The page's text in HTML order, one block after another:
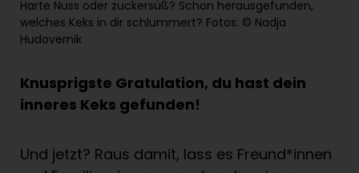
Harte Nuss oder zuckersüß? Schon herausgefunden,
welches Keks in dir schlummert? Fotos: © Nadja
Hudovernik
Knusprigste Gratulation, du hast dein
inneres Keks gefunden!
Und jetzt? Raus damit, lass es Freund*innen